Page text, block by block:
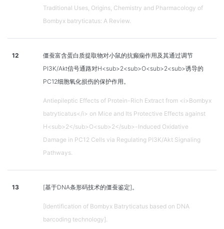
Traditional Uses, Origins, Chemistry and Pharmacology of
Bombyx batryticatus: A Review.
12
僵蚕富含蛋白质提取物对小鼠的抗癫痫作用及其通过调节
PI3K/Akt信号通路对H<sub>2<sub>O<sub>2<sub>诱导的
PC12细胞氧化损伤的保护作用。
Antiepileptic Effects of Protein-Rich Extract from <i>Bombyx
batryticatus</i> on Mice and Its Protective Effects against
H<sub>2</sub>O<sub>2</sub>-Induced Oxidative
Damage in PC12 Cells via Regulating PI3K/Akt Signaling
Pathways.
13 [基于DNA条形码技术的僵蚕鉴定]。
[Identification of Bombyx Batryticatus based on DNA
barcoding technology].